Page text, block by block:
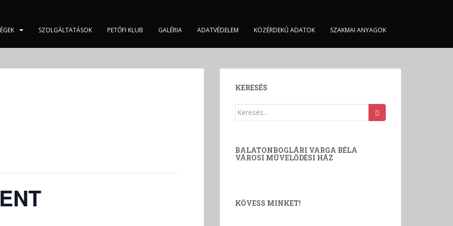
SZOLGÁLTATÁSOK PETŐFI KLUB GALÉRIA ADATVÉDELEM KÖZÉRDEKŰ ADATOK SZAKMAI ANYAGOK
KERESÉS
Keresés:
BALATONBOGLÁRI VARGA BÉLA
VÁROSI MŰVELŐDÉSI HÁZ
KÖVESS MINKET!